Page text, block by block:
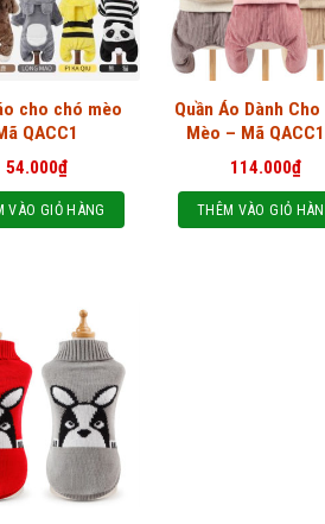
cho chó mèo
QACC1
54.000₫
VÀO GIỎ HÀNG
Quần Áo Dành Cho
Mèo – Mã
114.000₫
THÊM VÀO GIỎ